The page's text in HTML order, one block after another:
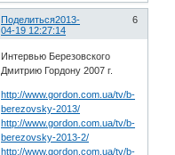
Поделиться 6
2013-
04-19 12:27:14
Интервью Березовского
Дмитрию Гордону 2007 г.
http://www.gordon.com.ua/tv/b-
berezovsky-2013/
http://www.gordon.com.ua/tv/b-
berezovsky-2013-2/
http://www.gordon.com.ua/tv/b-